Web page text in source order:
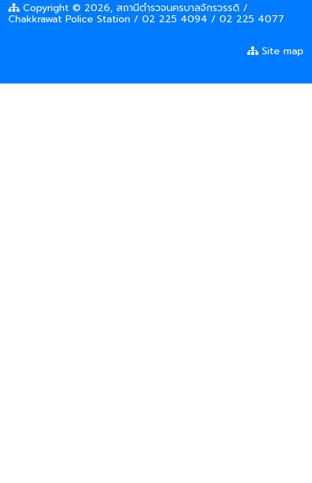
Copyright © 2026, สถานีตำรวจนครบาลจักรวรรดิ /
Chakkrawat Police Station / 02 225 4094 / 02 225 4077
Site map